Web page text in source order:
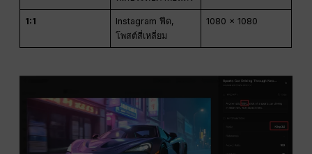
1:1
Instagram ฟีด,
โพสต์สี่เหลี่ยม
1080 x 1080